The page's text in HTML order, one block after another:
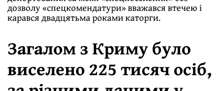
дозволу «спецкомендатури» вважався втечею і
карався двадцятьма роками каторги.
Загалом з Криму було
виселено 225 тисяч осіб,